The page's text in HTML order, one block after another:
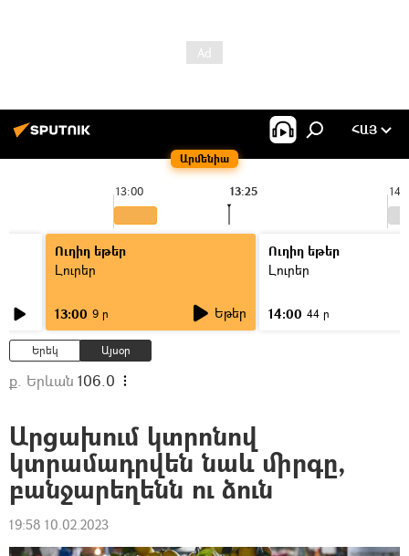
Արմենիա
ՀԱՅ
13:00 13:25
Ուղիղ եթեր
Լուրեր
13:00 9 ր Եթեր
Ուղիղ եթեր
Լուրեր
14:00 44 ր
Երեկ Այսօր
ք. Երևան 106.0
Արցախում կտրոնով
կտրամադրվեն նաև միրգը,
բանջարեղենն ու ձուն
19:58 10.02.2023